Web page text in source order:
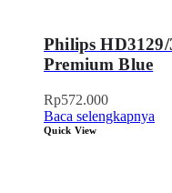
Philips
Premium Blue
Rp572.000
Baca selengkapnya
Quick View